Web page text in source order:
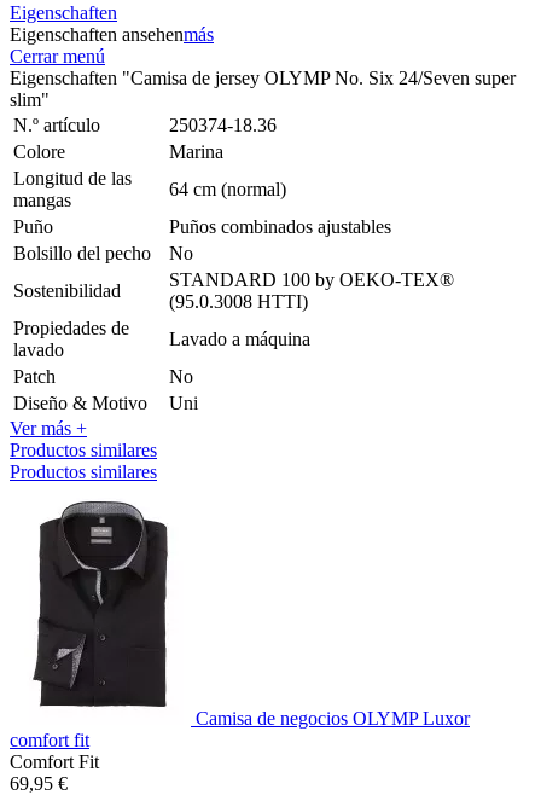
Eigenschaften
Eigenschaften ansehenmás
Cerrar menú
Eigenschaften "Camisa de jersey OLYMP No. Six 24/Seven super
slim"
N.º artículo
250374-18.36
Colore
Marina
Longitud de las
mangas
64 cm (normal)
Puño
Puños combinados ajustables
Bolsillo del pecho
No
Sostenibilidad
STANDARD 100 by OEKO-TEX®
(95.0.3008 HTTI)
Propiedades de
lavado
Lavado a máquina
Patch
No
Diseño & Motivo
Uni
Ver más +
Productos similares
Productos similares
Camisa de negocios OLYMP Luxor
comfort fit
Comfort Fit
69,95 €